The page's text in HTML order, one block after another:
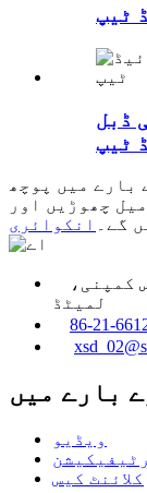
ٹیپ
ڈبل
ٹیپ
بارے میں پوچھ
چھوڑیں اور
انکوائری
کمپنی،
لمیٹڈ
86-21-
بارے میں
ویڈیو
کلائنٹ کیس